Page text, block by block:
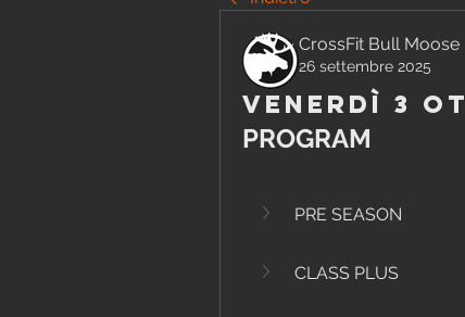
CrossFit Bull Moose
26 settembre 2025
Venerdì 3
PROGRAM
PRE SEASON
CLASS PLUS